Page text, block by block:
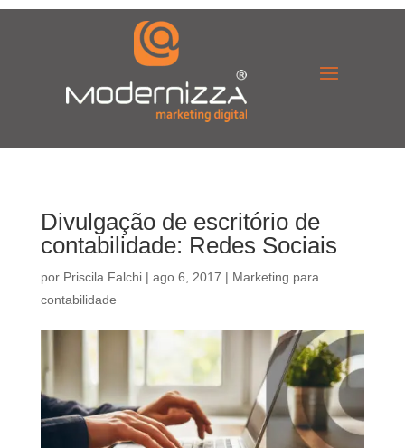
Divulgação de escritório de
contabilidade: Redes Sociais
por Priscila Falchi| ago 6, 2017 | Marketing para
contabilidade